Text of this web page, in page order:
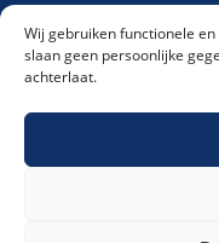
Wij gebruiken functionele
slaan geen persoonlijke
achterlaat.
Meld je